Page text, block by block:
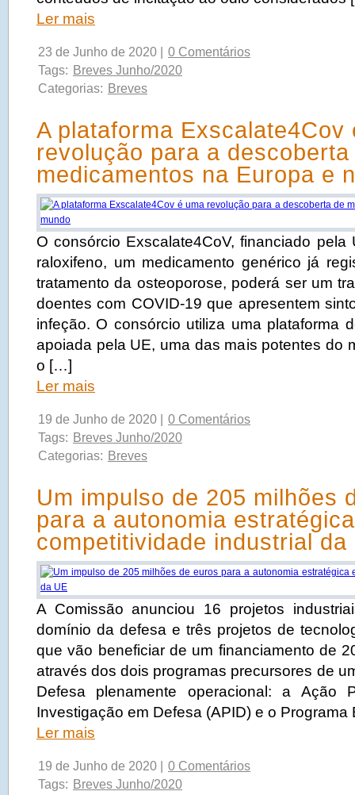
Ler mais
23 de Junho de 2020 |
0 Comentários
Tags: Breves Junho/2020
Categorias: Breves
A plataforma Exscalate4Cov
revolução para a descoberta
medicamentos na Europa e
O consórcio Exscalate4CoV, financiado
raloxifeno, um medicamento genérico já
tratamento da osteoporose, poderá ser um
doentes com COVID-19 que apresentem
infeção. O consórcio utiliza uma plataforma
apoiada pela UE, uma das mais potentes do
o […]
Ler mais
19 de Junho de 2020 |
0 Comentários
Tags: Breves Junho/2020
Categorias: Breves
Um impulso de 205 milhões
para a autonomia
competitividade industrial da
A Comissão anunciou 16 projetos
domínio da defesa e três projetos de
que vão beneficiar de um financiamento de
através dos dois programas precursores de
Defesa plenamente operacional: a Ação
Investigação em Defesa (APID) e o
Ler mais
19 de Junho de 2020 |
0 Comentários
Tags: Breves Junho/2020